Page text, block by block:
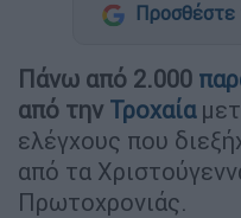
Πάνω από 2.000
από την Τροχαία
ελέγχους που
από τα
Πρωτοχρονιάς.